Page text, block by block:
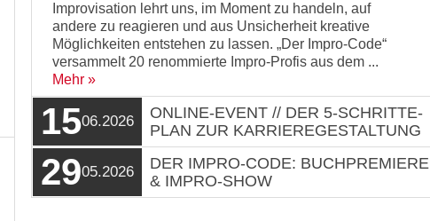
Improvisation lehrt uns, im Moment zu handeln, auf
andere zu reagieren und aus Unsicherheit kreative
Möglichkeiten entstehen zu lassen. „Der Impro-Code“
versammelt 20 renommierte Impro-Profis aus dem ...
Mehr
1506.2026
ONLINE-EVENT // DER 5-SCHRITTE-
PLAN ZUR KARRIEREGESTALTUNG
2905.2026
DER IMPRO-CODE: BUCHPREMIERE
& IMPRO-SHOW